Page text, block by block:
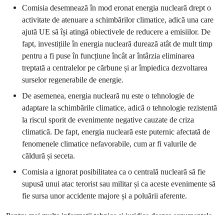
Comisia desemnează în mod eronat energia nucleară drept o
activitate de atenuare a schimbărilor climatice, adică una care
ajută UE să își atingă obiectivele de reducere a emisiilor. De
fapt, investițiile în energia nucleară durează atât de mult timp
pentru a fi puse în funcțiune încât ar întârzia eliminarea
treptată a centralelor pe cărbune și ar împiedica dezvoltarea
surselor regenerabile de energie.
De asemenea, energia nucleară nu este o tehnologie de
adaptare la schimbările climatice, adică o tehnologie rezistentă
la riscul sporit de evenimente negative cauzate de criza
climatică. De fapt, energia nucleară este puternic afectată de
fenomenele climatice nefavorabile, cum ar fi valurile de
căldură și seceta.
Comisia a ignorat posibilitatea ca o centrală nucleară să fie
supusă unui atac terorist sau militar și ca aceste evenimente să
fie sursa unor accidente majore și a poluării aferente.